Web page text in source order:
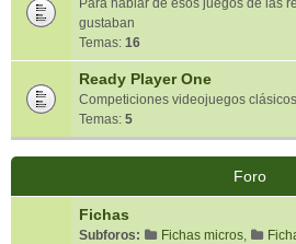
Para hablar de esos juegos de las
gustaban
Temas: 16
Ready Player One
Competiciones videojuegos
Temas: 5
Foro
Fichas
Subforos: Fichas micros,